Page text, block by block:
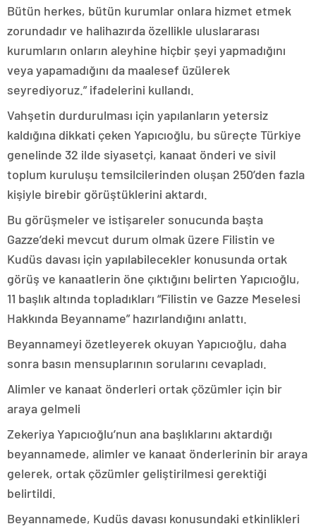
Bütün herkes, bütün kurumlar onlara hizmet etmek
zorundadır ve halihazırda özellikle uluslararası
kurumların onların aleyhine hiçbir şeyi yapmadığını
veya yapamadığını da maalesef üzülerek
seyrediyoruz.” ifadelerini kullandı.
Vahşetin durdurulması için yapılanların yetersiz
kaldığına dikkati çeken Yapıcıoğlu, bu süreçte Türkiye
genelinde 32 ilde siyasetçi, kanaat önderi ve sivil
toplum kuruluşu temsilcilerinden oluşan 250’den fazla
kişiyle birebir görüştüklerini aktardı.
Bu görüşmeler ve istişareler sonucunda başta
Gazze’deki mevcut durum olmak üzere Filistin ve
Kudüs davası için yapılabilecekler konusunda ortak
görüş ve kanaatlerin öne çıktığını belirten Yapıcıoğlu,
11 başlık altında topladıkları “Filistin ve Gazze Meselesi
Hakkında Beyanname” hazırlandığını anlattı.
Beyannameyi özetleyerek okuyan Yapıcıoğlu, daha
sonra basın mensuplarının sorularını cevapladı.
Alimler ve kanaat önderleri ortak çözümler için bir
araya gelmeli
Zekeriya Yapıcıoğlu’nun ana başlıklarını aktardığı
beyannamede, alimler ve kanaat önderlerinin bir araya
gelerek, ortak çözümler geliştirilmesi gerektiği
belirtildi.
Beyannamede, Kudüs davası konusundaki etkinlikleri